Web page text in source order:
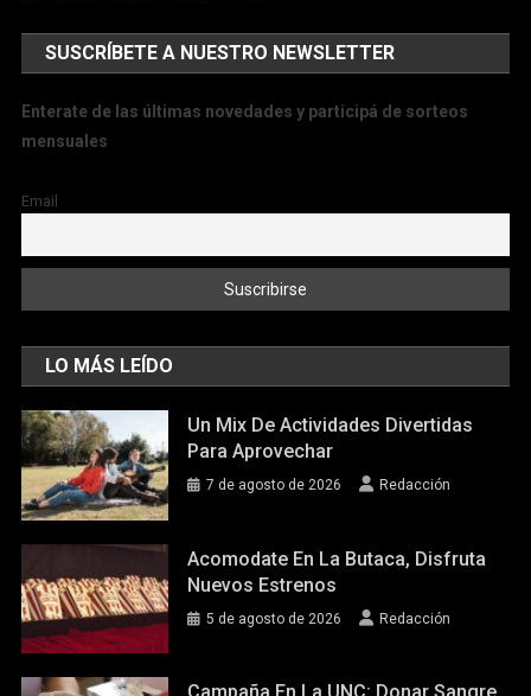
SUSCRÍBETE A NUESTRO NEWSLETTER
Enterate de las últimas novedades y participá de sorteos
mensuales
Email
LO MÁS LEÍDO
Un Mix De Actividades Divertidas
Para Aprovechar
7 de agosto de 2026 Redacción
Acomodate En La Butaca, Disfruta
Nuevos Estrenos
5 de agosto de 2026 Redacción